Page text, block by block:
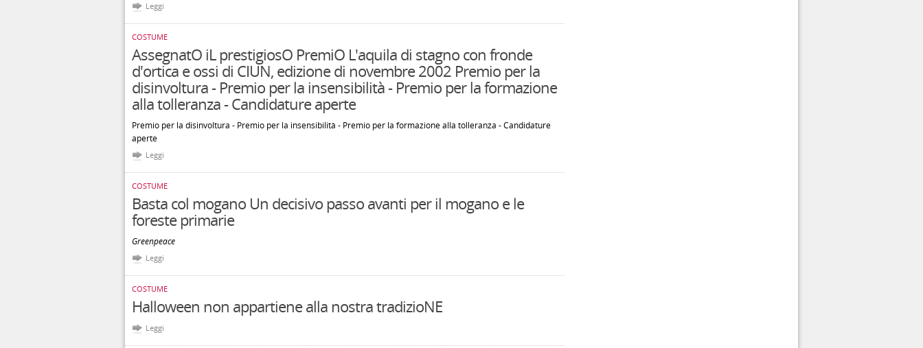
Leggi
COSTUME
AssegnatO iL prestigiosO PremiO L'aquila di stagno con fronde
d'ortica e ossi di CIUN, edizione di novembre 2002 Premio per la
disinvoltura - Premio per la insensibilità - Premio per la formazione
alla tolleranza - Candidature aperte
Premio per la disinvoltura - Premio per la insensibilità - Premio per la formazione alla tolleranza - Candidature
aperte
Leggi
COSTUME
Basta col mogano Un decisivo passo avanti per il mogano e le
foreste primarie
Greenpeace
Leggi
COSTUME
Halloween non appartiene alla nostra tradizioNE
Leggi